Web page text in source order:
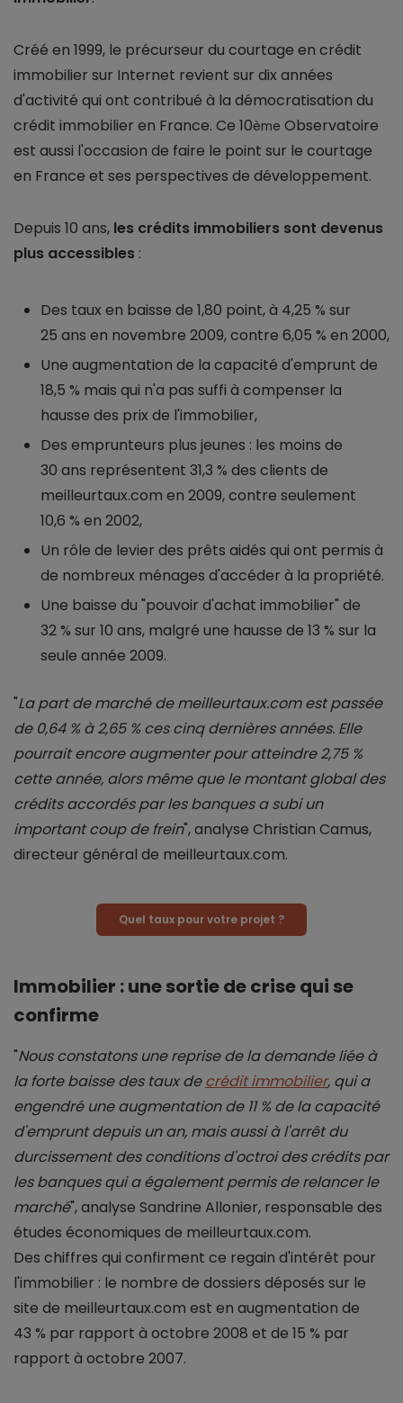
Créé en 1999, le précurseur du courtage en crédit
immobilier sur Internet revient sur dix années
d'activité qui ont contribué à la démocratisation du
crédit immobilier en France. Ce 10ème Observatoire
est aussi l'occasion de faire le point sur le courtage
en France et ses perspectives de développement.
Depuis 10 ans, les crédits immobiliers sont devenus
plus accessibles :
Des taux en baisse de 1,80 point, à 4,25 % sur
25 ans en novembre 2009, contre 6,05 % en 2000,
Une augmentation de la capacité d'emprunt de
18,5 % mais qui n'a pas suffi à compenser la
hausse des prix de l'immobilier,
Des emprunteurs plus jeunes : les moins de
30 ans représentent 31,3 % des clients de
meilleurtaux.com en 2009, contre seulement
10,6 % en 2002,
Un rôle de levier des prêts aidés qui ont permis à
de nombreux ménages d'accéder à la propriété.
Une baisse du "pouvoir d'achat immobilier" de
32 % sur 10 ans, malgré une hausse de 13 % sur la
seule année 2009.
"La part de marché de meilleurtaux.com est passée
de 0,64 % à 2,65 % ces cinq dernières années. Elle
pourrait encore augmenter pour atteindre 2,75 %
cette année, alors même que le montant global des
crédits accordés par les banques a subi un
important coup de frein", analyse Christian Camus,
directeur général de meilleurtaux.com.
Quel taux pour votre projet ?
Immobilier : une sortie de crise qui se
confirme
"Nous constatons une reprise de la demande liée à
la forte baisse des taux decrédit immobilier, qui a
engendré une augmentation de 11 % de la capacité
d'emprunt depuis un an, mais aussi à l'arrêt du
durcissement des conditions d'octroi des crédits par
les banques qui a également permis de relancer le
marché", analyse Sandrine Allonier, responsable des
études économiques de meilleurtaux.com.
Des chiffres qui confirment ce regain d'intérêt pour
l'immobilier : le nombre de dossiers déposés sur le
site de meilleurtaux.com est en augmentation de
43 % par rapport à octobre 2008 et de 15 % par
rapport à octobre 2007.